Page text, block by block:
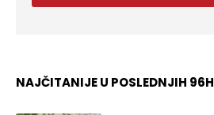
NAJČITANIJE U POSLEDNJIH 96H